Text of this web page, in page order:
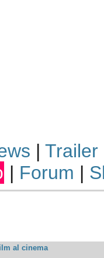
| Trailer
| Forum |
al cinema